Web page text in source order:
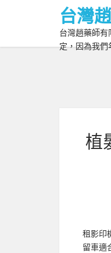
台灣
台灣趙藥師
定，因為我們
植
租影印
留車適